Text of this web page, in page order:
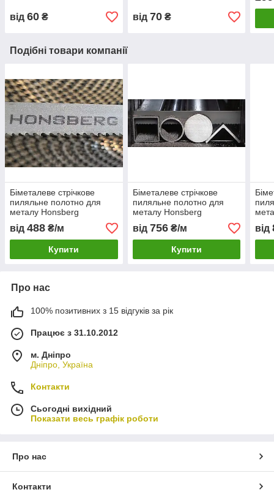
від 60 ₴ від 70₴
Подібні товари компанії
Біметалеве стрічкове
пиляльне полотно для
металу Honsberg
27х0,9
від 488 ₴/м
Купити
Біметалеве стрічкове
пиляльне полотно для
металу Honsberg
Master/Bimetal M42 34х1,1
від 756₴/м
Купити
від
Про нас
100% позитивних з 15 відгуків за рік
Працює з 31.10.2012
м. Дніпро
Дніпро, Україна
Контакти
Сьогодні вихідний
Показати весь графік роботи
Про нас
Контакти